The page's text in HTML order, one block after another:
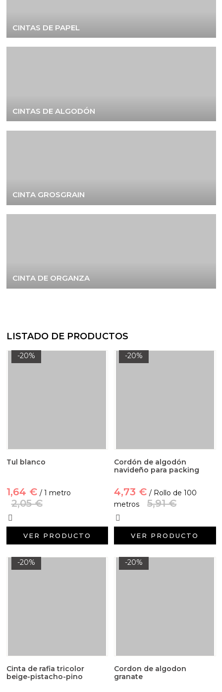
CINTAS DE PAPEL
CINTAS DE ALGODÓN
CINTA GROSGRAIN
CINTA DE ORGANZA
LISTADO DE PRODUCTOS
-20%
Tul blanco
1,64 € / 1 metro
2,05 €
VER PRODUCTO
-20%
Cordón de algodón
navideño para packing
4,73 € / Rollo de 100
metros
5,91 €
VER PRODUCTO
-20%
Cinta de rafia tricolor
beige-pistacho-pino
-20%
Cordon de algodon
granate